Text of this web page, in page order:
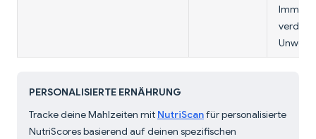
PERSONALISIERTE ERNÄHRUNG
Tracke deine Mahlzeiten mit NutriScanfür personalisierte
NutriScores basierend auf deinen spezifischen